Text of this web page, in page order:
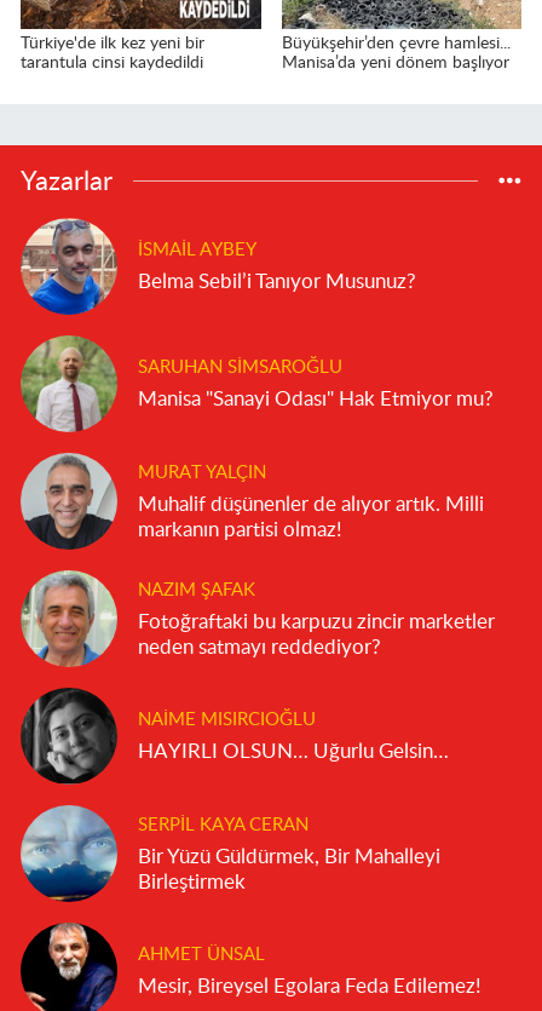
Türkiye'de ilk kez yeni bir
tarantula cinsi kaydedildi
Büyükşehir’den çevre hamlesi...
Manisa’da yeni dönem başlıyor
Yazarlar
İSMAIL AYBEY
Belma Sebil’i Tanıyor Musunuz?
SARUHAN SIMSAROĞLU
Manisa "Sanayi Odası" Hak Etmiyor mu?
MURAT YALÇIN
Muhalif düşünenler de alıyor artık. Milli
markanın partisi olmaz!
NAZIM ŞAFAK
Fotoğraftaki bu karpuzu zincir marketler
neden satmayı reddediyor?
NAIME MISIRCIOĞLU
HAYIRLI OLSUN… Uğurlu Gelsin…
SERPIL KAYA CERAN
Bir Yüzü Güldürmek, Bir Mahalleyi
Birleştirmek
AHMET ÜNSAL
Mesir, Bireysel Egolara Feda Edilemez!